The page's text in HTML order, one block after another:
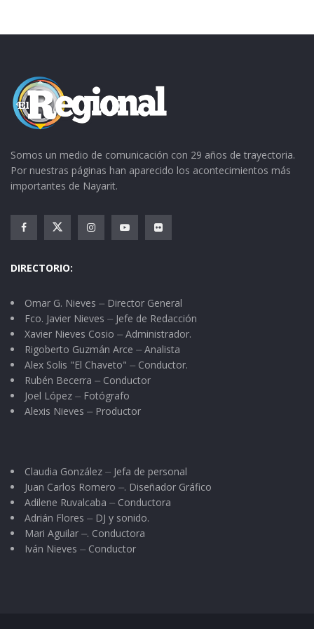
Somos un medio de comunicación con 29 años de trayectoria.
Por nuestras páginas han aparecido los acontecimientos más
importantes de Nayarit.
DIRECTORIO:
Omar G. Nieves ⏤ Director General
Fco. Javier Nieves ⏤ Jefe de Redacción
Xavier Nieves Cosio ⏤ Administrador.
Rigoberto Guzmán Arce ⏤ Analista
Alex Solis "El Chaveto" ⏤ Conductor.
Rubén Becerra ⏤ Conductor
Joel López ⏤ Fotógrafo
Alexis Nieves ⏤ Productor
Claudia González ⏤ Jefa de personal
Juan Carlos Romero ⏤. Diseñador Gráfico
Adilene Ruvalcaba ⏤ Conductora
Adrián Flores ⏤ DJ y sonido.
Mari Aguilar ⏤. Conductora
Iván Nieves ⏤ Conductor